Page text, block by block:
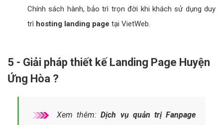
Chính sách hành, bảo trì trọn đời khi khách sử dụng duy
trì hosting landing page tại VietWeb.
5 - Giải pháp thiết kế Landing Page Huyện
Ứng Hòa ?
Xem thêm:Dịch vụ quản trị Fanpage